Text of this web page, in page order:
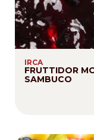
IRCA
FRUTTIDOR
SAMBUCO